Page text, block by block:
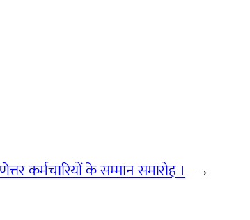
कर्मचारियों के सम्मान समारोह । →